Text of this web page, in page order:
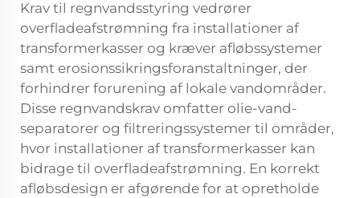
Krav til regnvandsstyring vedrører
overfladeafstrømning fra installationer af
transformerkasser og kræver afløbssystemer
samt erosionssikringsforanstaltninger, der
forhindrer forurening af lokale vandområder.
Disse regnvandskrav omfatter olie-vand-
separatorer og filtreringssystemer til områder,
hvor installationer af transformerkasser kan
bidrage til overfladeafstrømning. En korrekt
afløbsdesign er afgørende for at opretholde